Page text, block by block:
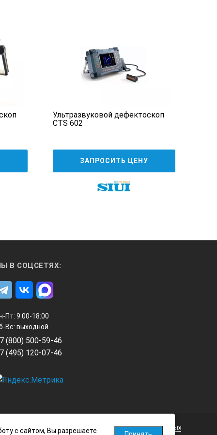
при пересечении сигналом
оценки сварных швов
Ультразвуковой дефектоскоп
CTS 602
ЗАПРОСИТЬ ЦЕНУ
В СОЦСЕТЯХ:
Пт: 9:00-18:00
Вс: выходной
(800) 500-59-46
(495) 120-07-46
Политика обработки персональных данных
с сайтом, Вы разрешаете